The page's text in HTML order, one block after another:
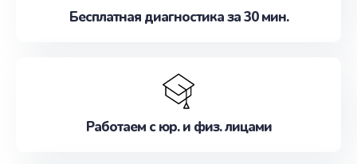
Бесплатная диагностика за 30 мин.
Работаем с юр. и физ. лицами